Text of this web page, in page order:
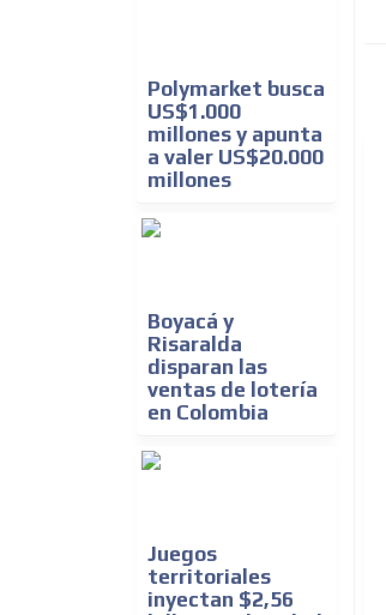
Polymarket busca
US$1.000
millones y apunta
a valer US$20.000
millones
Boyacá y
Risaralda
disparan las
ventas de lotería
en Colombia
Juegos
territoriales
inyectan $2,56